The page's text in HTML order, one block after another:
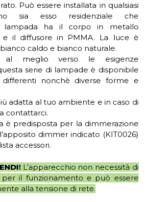
Può essere installata in qualsiasi
sia esso residenziale che
lampada ha il corpo in metallo
e il diffusore in PMMA. La luce è
caldo e bianco naturale.
al meglio verso le esigenze
serie di lampade è disponibile
nonchè diverse forme e
adatta al tuo ambiente e in caso di
contattarci.
è predisposta per la dimmerazione
dimmer indicato (KIT0026)
accessori.
L’apparecchio non necessità di
per il funzionamento e può essere
alla tensione di rete.